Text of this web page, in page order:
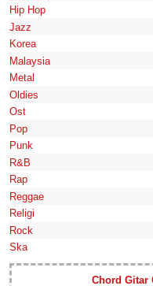
Hip Hop
Jazz
Korea
Malaysia
Metal
Oldies
Ost
Pop
Punk
R&B
Rap
Reggae
Religi
Rock
Ska
Chord Gitar